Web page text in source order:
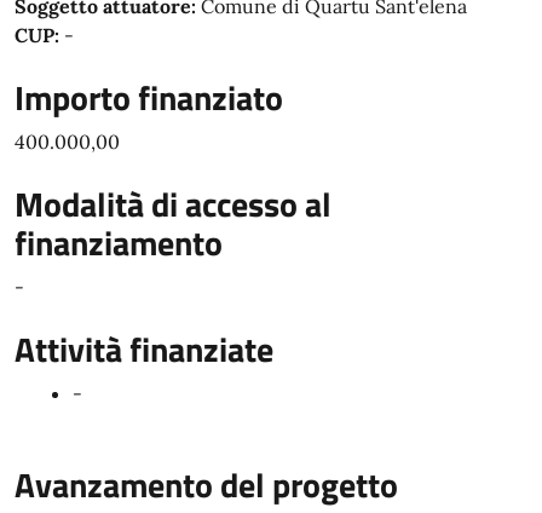
Soggetto attuatore: Comune di Quartu Sant'elena
CUP: -
Importo finanziato
400.000,00
Modalità di accesso al
finanziamento
-
Attività finanziate
-
Avanzamento del progetto